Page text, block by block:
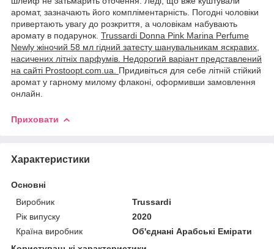
аромат, зазначають його компліментарність. Погодні чоловіки
привертають увагу до розкриття, а чоловікам набувають
аромату в подарунок. Trussardi Donna Pink Marina Perfume
Newly жіночий 58 мл гідний затесту шанувальникам яскравих,
насичених літніх парфумів. Недорогий варіант представлений
на сайті Prostoopt.com.ua. Придивіться для себе літній стійкий
аромат у гарному милому флаконі, оформивши замовлення
онлайн.
Приховати
Характеристики
Основні
Виробник
Trussardi
Рік випуску
2020
Країна виробник
Об'єднані Арабські Емірати